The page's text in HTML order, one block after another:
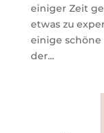
einiger Zeit
etwas zu
einige
der...